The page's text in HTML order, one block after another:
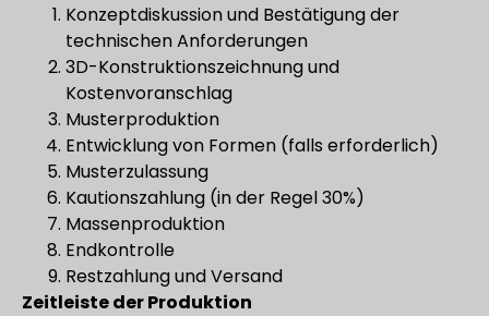
Konzeptdiskussion und Bestätigung der
technischen Anforderungen
3D-Konstruktionszeichnung und
Kostenvoranschlag
Musterproduktion
Entwicklung von Formen (falls erforderlich)
Musterzulassung
Kautionszahlung (in der Regel 30%)
Massenproduktion
Endkontrolle
Restzahlung und Versand
Zeitleiste der Produktion